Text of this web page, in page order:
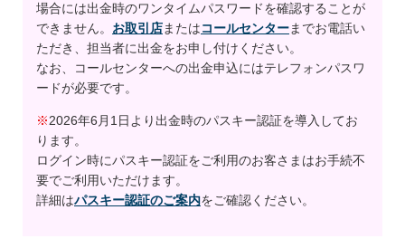
場合には出金時のワンタイムパスワードを確認することが
できません。 お取引店またはコールセンターまでお電話い
ただき、担当者に出金をお申し付けください。
なお、コールセンターへの出金申込にはテレフォンパスワ
ードが必要です。
※2026年6月1日より出金時のパスキー認証を導入してお
ります。
ログイン時にパスキー認証をご利用のお客さまはお手続不
要でご利用いただけます。
詳細はパスキー認証のご案内をご確認ください。